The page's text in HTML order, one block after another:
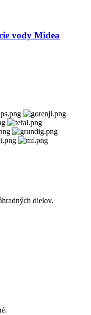
vody Midea
dielov.